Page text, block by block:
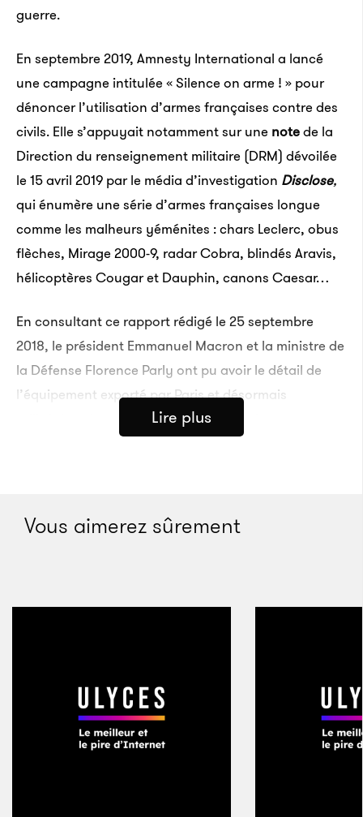
guerre.
En septembre 2019, Amnesty International a lancé
une campagne intitulée « Silence on arme ! » pour
dénoncer l’utilisation d’armes françaises contre des
civils. Elle s’appuyait notamment sur une notede la
Direction du renseignement militaire (DRM) dévoilée
le 15 avril 2019 par le média d’investigation Disclose,
qui énumère une série d’armes françaises longue
comme les malheurs yéménites : chars Leclerc, obus
flèches, Mirage 2000-9, radar Cobra, blindés Aravis,
hélicoptères Cougar et Dauphin, canons Caesar…
En consultant ce rapport rédigé le 25 septembre
2018, le président Emmanuel Macron et la ministre de
la Défense Florence Parly ont pu avoir le détail de
l’équipement exporté par Paris et désormais
utilisé dans la guerre au Yémen. Ses acheteurs,
l’Arabie saoudite et les Émirats arabes unis, y mènent
unies. Quelque 68 000 personnes ont déjà perdu la
refuse pourtant d’admettre l’implication du matériel
ce conflit.» Neuf jour après les révélations de
, le 24 avril 2019, l’
convocation de trois journalistes par la Direction
générale de la sécurité intérieure (DGSI). Le service
Lire plus
Vous aimerez sûrement